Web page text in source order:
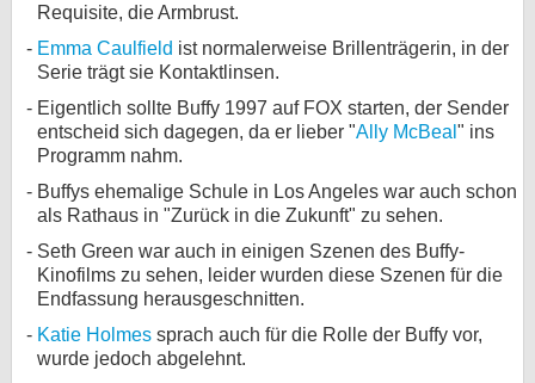
Requisite, die Armbrust.
Emma Caulfield ist normalerweise Brillenträgerin, in der
Serie trägt sie Kontaktlinsen.
Eigentlich sollte Buffy 1997 auf FOX starten, der Sender
entscheid sich dagegen, da er lieber "Ally McBeal " ins
Programm nahm.
Buffys ehemalige Schule in Los Angeles war auch schon
als Rathaus in "Zurück in die Zukunft" zu sehen.
Seth Green war auch in einigen Szenen des Buffy-
Kinofilms zu sehen, leider wurden diese Szenen für die
Endfassung herausgeschnitten.
Katie Holmes sprach auch für die Rolle der Buffy vor,
wurde jedoch abgelehnt.